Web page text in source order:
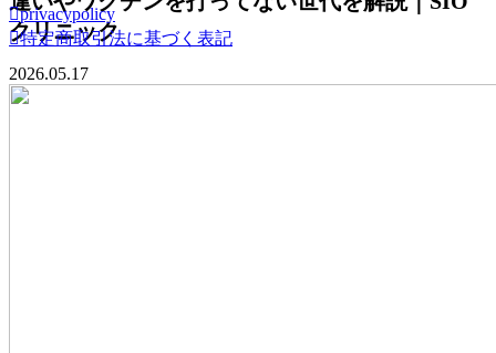
privacypolicy
特定商取引法に基づく表記
クリニック
2026.05.17